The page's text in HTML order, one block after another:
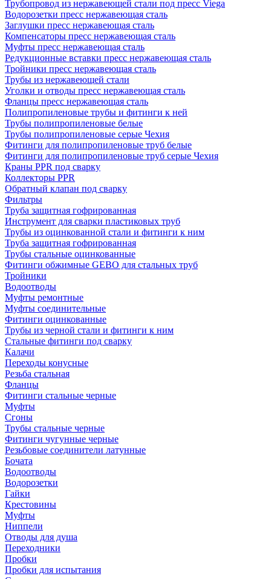
Трубопровод из нержавеющей стали под пресс Viega
Водорозетки пресс нержавеющая сталь
Заглушки пресс нержавеющая сталь
Компенсаторы пресс нержавеющая сталь
Муфты пресс нержавеющая сталь
Редукционные вставки пресс нержавеющая сталь
Тройники пресс нержавеющая сталь
Трубы из нержавеющей стали
Уголки и отводы пресс нержавеющая сталь
Фланцы пресс нержавеющая сталь
Полипропиленовые трубы и фитинги к ней
Трубы полипропиленовые белые
Трубы полипропиленовые серые Чехия
Фитинги для полипропиленовые труб белые
Фитинги для полипропиленовые труб серые Чехия
Краны PPR под сварку
Коллекторы PPR
Обратный клапан под сварку
Фильтры
Труба защитная гофрированная
Инструмент для сварки пластиковых труб
Трубы из оцинкованной стали и фитинги к ним
Труба защитная гофрированная
Трубы стальные оцинкованные
Фитинги обжимные GEBO для стальных труб
Тройники
Водоотводы
Муфты ремонтные
Муфты соединительные
Фитинги оцинкованные
Трубы из черной стали и фитинги к ним
Стальные фитинги под сварку
Калачи
Переходы конусные
Резьба стальная
Фланцы
Фитинги стальные черные
Муфты
Сгоны
Трубы стальные черные
Фитинги чугунные черные
Резьбовые соединители латунные
Бочата
Водоотводы
Водорозетки
Гайки
Крестовины
Муфты
Ниппели
Отводы для душа
Переходники
Пробки
Пробки для испытания